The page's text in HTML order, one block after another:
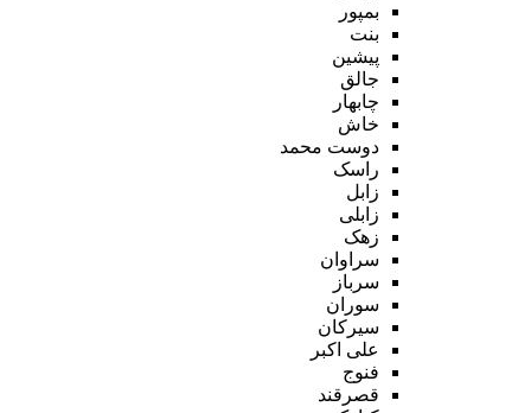
بمپور
بنت
پیشین
جالق
چابهار
خاش
دوست محمد
راسک
زابل
زابلی
زهک
سراوان
سرباز
سوران
سیرکان
علی اکبر
فنوج
قصرقند